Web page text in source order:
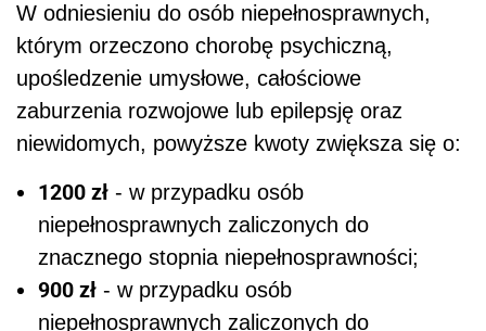
W odniesieniu do osób niepełnosprawnych,
którym orzeczono chorobę psychiczną,
upośledzenie umysłowe, całościowe
zaburzenia rozwojowe lub epilepsję oraz
niewidomych, powyższe kwoty zwiększa się o:
1200 zł - w przypadku osób
niepełnosprawnych zaliczonych do
znacznego stopnia niepełnosprawności;
900 zł - w przypadku osób
niepełnosprawnych zaliczonych do